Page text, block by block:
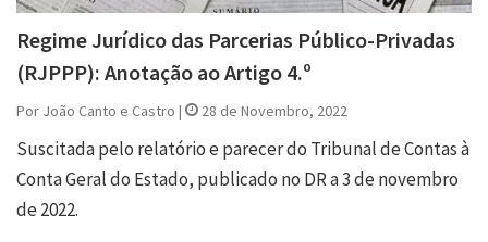
Regime Jurídico das Parcerias Público-Privadas
(RJPPP): Anotação ao Artigo 4.º
Por João Canto e Castro | 28 de Novembro, 2022
Suscitada pelo relatório e parecer do Tribunal de Contas à
Conta Geral do Estado, publicado no DR a 3 de novembro
de 2022.